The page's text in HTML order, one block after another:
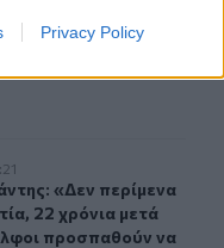
Privacy Policy
Θεοδωρίδου με
βίντεο της
βίντεο της
την αχαριστία, 22
«Δεν περίμενα
«Δεν περίμενα
22 χρόνια μετά
προσπαθούν να